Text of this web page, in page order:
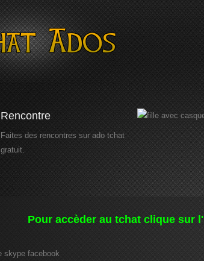
Rencontre
Faites des rencontres sur ado tchat
gratuit.
Pour accèder au tchat clique sur